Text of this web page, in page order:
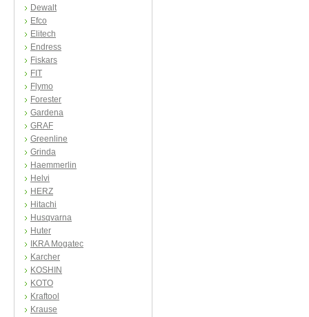
Dewalt
Efco
Elitech
Endress
Fiskars
FIT
Flymo
Forester
Gardena
GRAF
Greenline
Grinda
Haemmerlin
Helvi
HERZ
Hitachi
Husqvarna
Huter
IKRA Mogatec
Karcher
KOSHIN
KOTO
Kraftool
Krause